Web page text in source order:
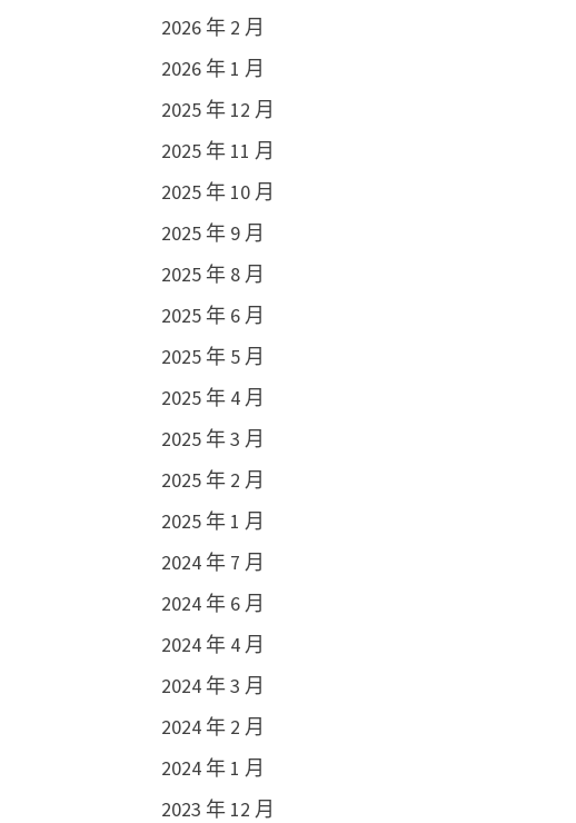
2026 年 2 月
2026 年 1 月
2025 年 12 月
2025 年 11 月
2025 年 10 月
2025 年 9 月
2025 年 8 月
2025 年 6 月
2025 年 5 月
2025 年 4 月
2025 年 3 月
2025 年 2 月
2025 年 1 月
2024 年 7 月
2024 年 6 月
2024 年 4 月
2024 年 3 月
2024 年 2 月
2024 年 1 月
2023 年 12 月